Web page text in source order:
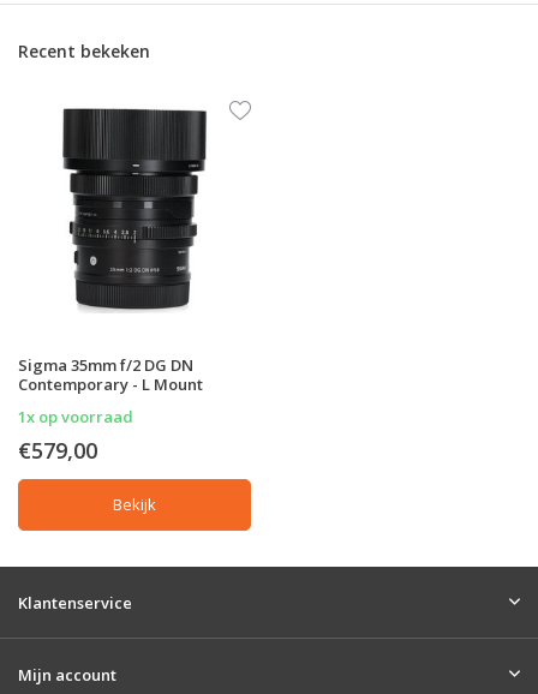
Recent bekeken
Sigma 35mm f/2 DG DN
Contemporary - L Mount
1x op voorraad
€579,00
Bekijk
Klantenservice
Mijn account